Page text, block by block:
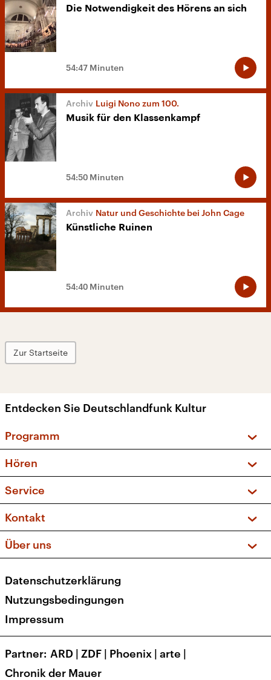
Die Notwendigkeit des Hörens an sich
54:47 Minuten
Luigi Nono zum 100.
Musik für den Klassenkampf
54:50 Minuten
Natur und Geschichte bei John Cage
Künstliche Ruinen
54:40 Minuten
Zur Startseite
Entdecken Sie Deutschlandfunk Kultur
Programm
Sendungen und Podcasts
Musikliste
Kakadu – Das Kinderprogramm
Hören
Frequenzen (UKW + DAB+)
Service
FAQ
Apps
Newsletter
Kontakt
Social Media
Über uns
Presse
Karriere
Transparenz
Datenschutzerklärung
Nutzungsbedingungen
Impressum
Partner ARD | ZDF | Phoenix | arte |
Chronik der Mauer